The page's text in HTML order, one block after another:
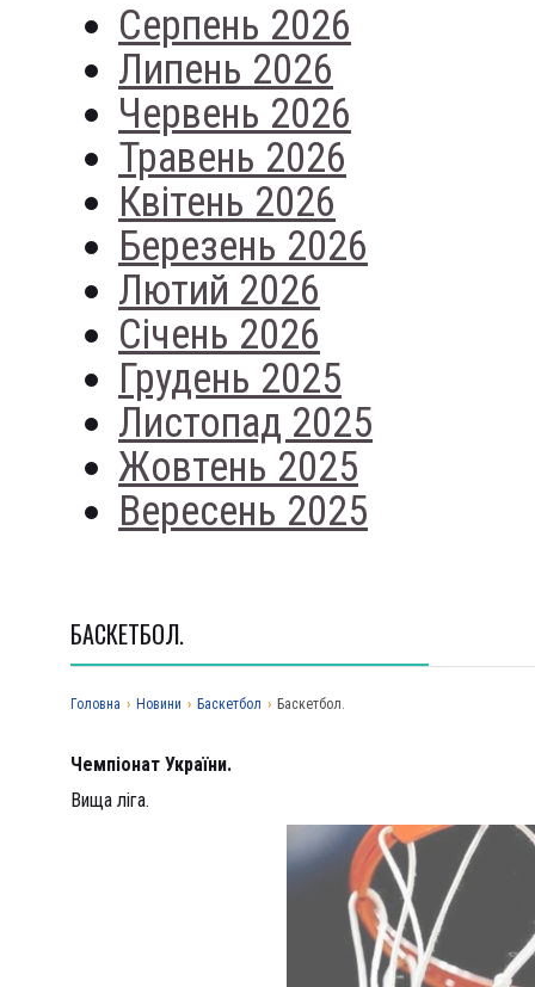
Серпень 2026
Липень 2026
Червень 2026
Травень 2026
Квітень 2026
Березень 2026
Лютий 2026
Січень 2026
Грудень 2025
Листопад 2025
Жовтень 2025
Вересень 2025
БАСКЕТБОЛ.
Головна › Новини › Баскетбол › Баскетбол.
Чемпіонат України.
Вища ліга.